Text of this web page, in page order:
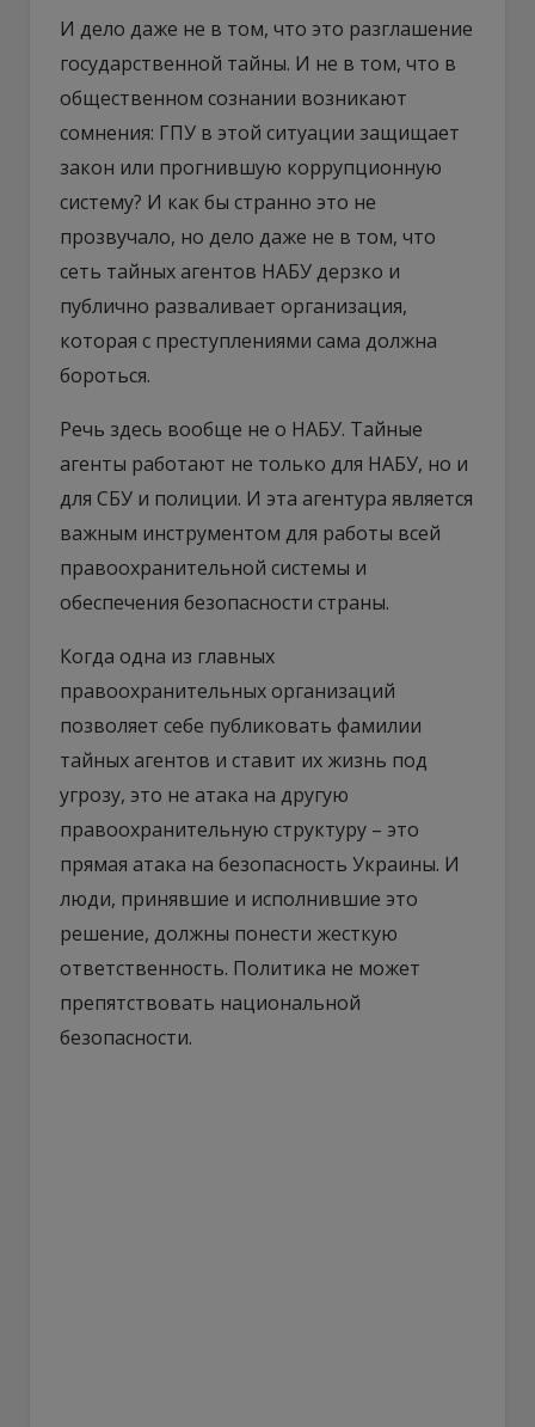
И дело даже не в том, что это разглашение
государственной тайны. И не в том, что в
общественном сознании возникают
сомнения: ГПУ в этой ситуации защищает
закон или прогнившую коррупционную
систему? И как бы странно это не
прозвучало, но дело даже не в том, что
сеть тайных агентов НАБУ дерзко и
публично разваливает организация,
которая с преступлениями сама должна
бороться.
Речь здесь вообще не о НАБУ. Тайные
агенты работают не только для НАБУ, но и
для СБУ и полиции. И эта агентура является
важным инструментом для работы всей
правоохранительной системы и
обеспечения безопасности страны.
Когда одна из главных
правоохранительных организаций
позволяет себе публиковать фамилии
тайных агентов и ставит их жизнь под
угрозу, это не атака на другую
правоохранительную структуру – это
прямая атака на безопасность Украины. И
люди, принявшие и исполнившие это
решение, должны понести жесткую
ответственность. Политика не может
препятствовать национальной
безопасности.